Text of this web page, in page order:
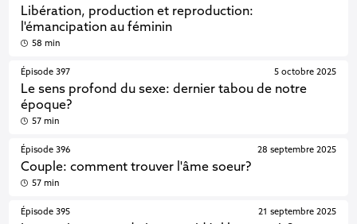
Libération, production et reproduction:
l'émancipation au féminin
58 min
Épisode 397
Le sens profond du sexe: dernier tabou de notre
époque?
5 octobre 2025
57 min
Épisode 396
Couple: comment trouver l'âme soeur?
28 septembre 2025
57 min
Épisode 395 21 septembre 2025